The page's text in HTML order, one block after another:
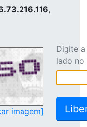
,
imagem]
Digite
lado no